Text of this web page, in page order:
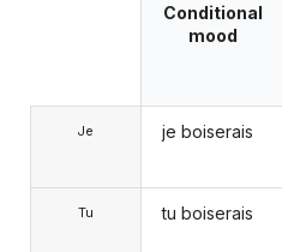
Je
Tu
Conditional
mood
je boiserais
tu boiserais